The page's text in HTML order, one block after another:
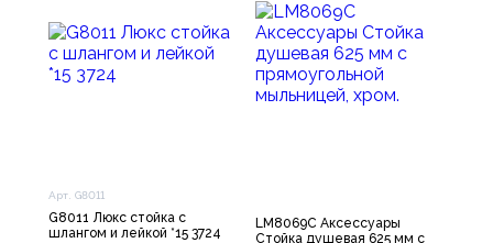
Арт. G8011
G8011 Люкс стойка с
шлангом и лейкой *15 3724
LM8069C Аксессуары
Стойка душевая 625 мм с